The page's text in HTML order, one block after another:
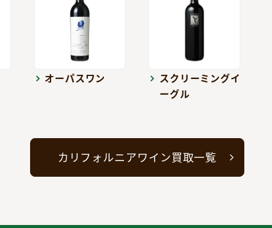
オーパスワン
スクリーミングイ
ーグル
カリフォルニアワイン買取一覧